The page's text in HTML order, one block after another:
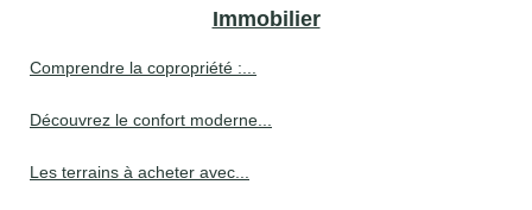
Immobilier
Comprendre la copropriété :...
Découvrez le confort moderne...
Les terrains à acheter avec...